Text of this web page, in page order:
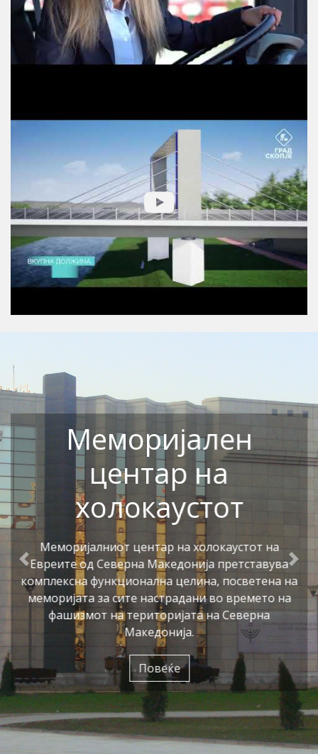
Меморијален
центар на
холокаустот
Меморијалниот центар на холокаустот на
Евреите од Северна Македонија претставува
комплексна функционална целина, посветена на
меморијата за сите настрадани во времето на
фашизмот на територијата на Северна
Македонија.
Повеќе
Previous Next